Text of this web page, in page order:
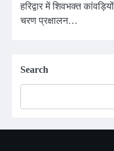
हरिद्वार में शिवभक्त
चरण प्रक्षालन…
Search